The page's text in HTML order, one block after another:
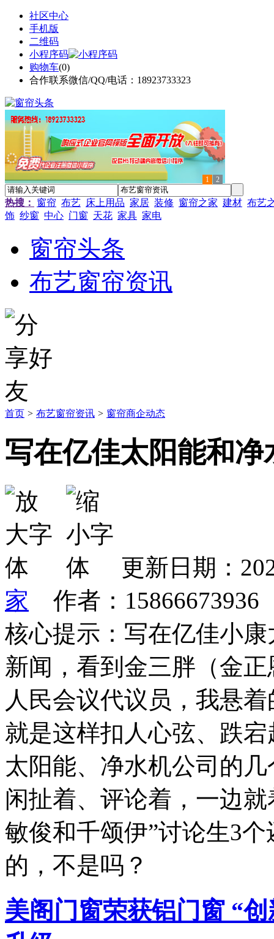
社区中心
手机版
二维码
小程序码
购物车(0)
合作联系微信/QQ/电话：18923733323
1 2
热搜： 窗帘 布艺 床上用品 家居 装修 窗帘之家 建材 布艺
饰 纱窗 中心 门窗 天花 家具 家电
窗帘头条
布艺窗帘资讯
首页 > 布艺窗帘资讯 > 窗帘商企动态
写在亿佳太阳能和净
更新日期：
家 作者：
核心提示：写在亿佳小
新闻，看到金三胖（金
人民会议代议员，我悬
就是这样扣人心弦、跌
太阳能、净水机公司的
闲扯着、评论着，一边
敏俊和千颂伊”讨论生3
的，不是吗？
美阁门窗荣获铝门窗 “